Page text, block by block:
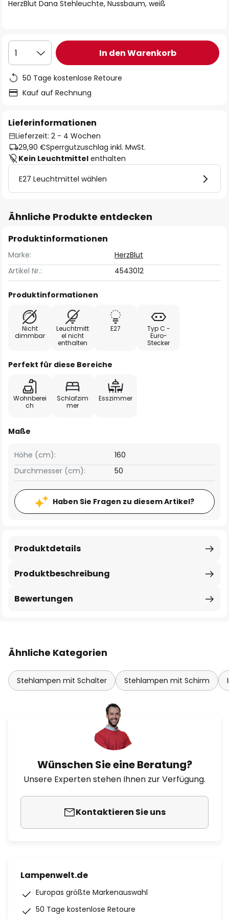
HerzBlut Dana Stehleuchte, Nussbaum, weiß
1 In den Warenkorb
50 Tage kostenlose Retoure
Kauf auf Rechnung
Lieferinformationen
Lieferzeit: 2 - 4 Wochen
29,90 €Sperrgutzuschlag inkl. MwSt.
Kein Leuchtmittel enthalten
E27 Leuchtmittel wählen
Ähnliche Produkte entdecken
Produktinformationen
Marke:
HerzBlut
Artikel Nr.:
4543012
Produktinformationen
Nicht
dimmbar
Leuchtmitt
el nicht
enthalten
E27
Typ C -
Euro-
Stecker
Perfekt für diese Bereiche
Wohnberei
ch
Schlafzim
mer
Esszimmer
Maße
Höhe (cm):
160
Durchmesser (cm):
50
Haben Sie Fragen zu diesem Artikel?
Produktbeschreibung
Produktdetails
Bewertungen
Ähnliche Kategorien
Stehlampen mit Schalter Stehlampen mit Schirm
Wünschen Sie eine Beratung?
Unsere Experten stehen Ihnen zur Verfügung.
Kontaktieren Sie uns
Lampenwelt.de
Europas größte Markenauswahl
50 Tage kostenlose Retoure